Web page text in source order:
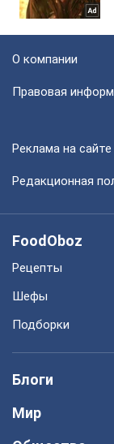
О компании
Правовая
Реклама на сайте
Редакционная
FoodOboz
Рецепты
Шефы
Подборки
Блоги
Мир